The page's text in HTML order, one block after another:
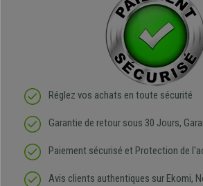
Réglez vos achats en toute sécurité
Garantie de retour sous 30 Jours,
Paiement sécurisé et Protection de
Avis clients authentiques sur Ekomi,